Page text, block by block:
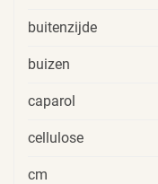
buitenzijde
buizen
caparol
cellulose
cm